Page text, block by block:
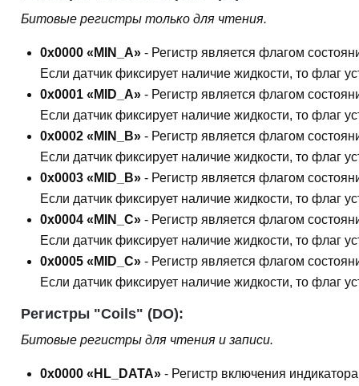
Битовые регистры только для чтения.
0x0000 «MIN_A» - Регистр является флагом
Если датчик фиксирует наличие жидкости, то флаг
0x0001 «MID_A» - Регистр является флагом
Если датчик фиксирует наличие жидкости, то флаг
0x0002 «MIN_B» - Регистр является флагом
Если датчик фиксирует наличие жидкости, то флаг
0x0003 «MID_B» - Регистр является флагом
Если датчик фиксирует наличие жидкости, то флаг
0x0004 «MIN_C» - Регистр является флагом
Если датчик фиксирует наличие жидкости, то флаг
0x0005 «MID_C» - Регистр является флагом
Если датчик фиксирует наличие жидкости, то флаг
Регистры "Coils" (DO):
Битовые регистры для чтения и записи.
0x0000 «HL_DATA» - Регистр включения